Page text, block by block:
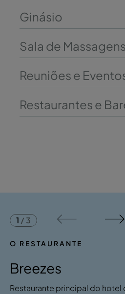
Ginásio
Sala de Massagens
Reuniões e
Restaurantes e
O RESTAURANTE
Breezes
Restaurante principal do hotel
1 / 3